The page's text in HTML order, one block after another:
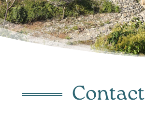
Contact